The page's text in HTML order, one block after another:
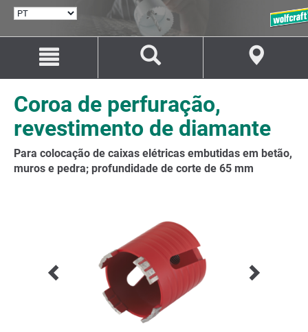
SELECIONAR
Avançar
o
conteúdo
Avançar
a
navegação
Coroa de perfuração,
revestimento de diamante
Para colocação de caixas elétricas embutidas em betão,
muros e pedra; profundidade de corte de 65 mm